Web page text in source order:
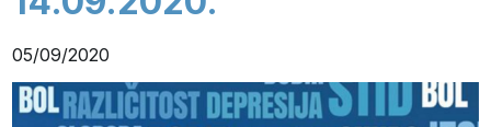
05/09/2020